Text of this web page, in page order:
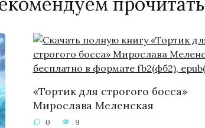
«Тортик для строгого босса»
Мирослава Меленская
0 9